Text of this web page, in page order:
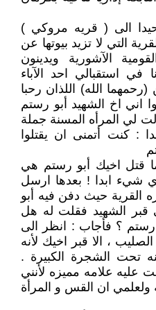
الى ( قريه مروكي )
التي لا تزيد بيوتها عن
الآشورية ويدينون
في استقبالي احد الآباء
الله) اللذان رحبا
اني اخ الشهيد أبو رستم
لي المرأه المسنة جملة
: كنت أتمنى ان يقتلوا
قتل اخيك أبو رستم هي
شيء ابدا ! بعدها ارسل
القرية حيث دفن فيه أبو
قبر الشهيد فقلت له هل
رستم ؟ فأجاب : انظر الى
، الا قبر اخيك لأنه
تحت الشجرة الكبيرة .
عليه علامه مميزه لأنني
ان القس و المرأة